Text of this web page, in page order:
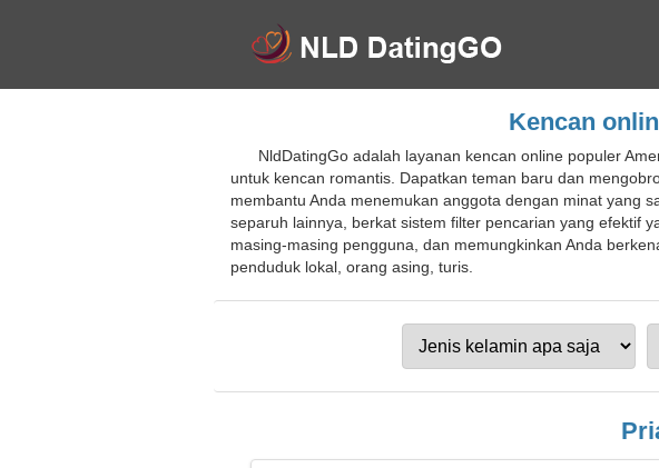
Kencan
NldDatingGo adalah layanan kencan online populer
untuk kencan romantis. Dapatkan teman baru dan
membantu Anda menemukan anggota dengan minat yang
separuh lainnya, berkat sistem filter pencarian yang efektif
masing-masing pengguna, dan memungkinkan Anda
penduduk lokal, orang asing, turis.